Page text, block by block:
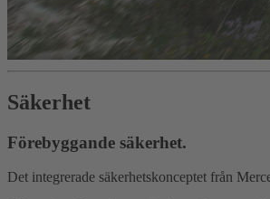
Säkerhet
Förebyggande säkerhet.
Det integrerade säkerhetskonceptet från